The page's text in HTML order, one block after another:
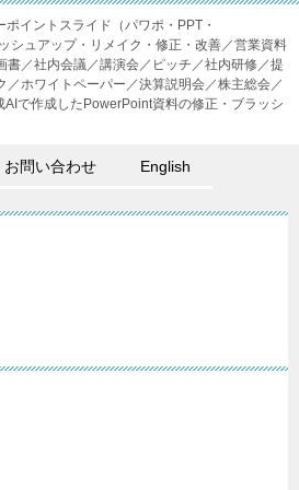
イントスライド（パワポ・PPT・
シュアップ・リメイク・修正・改善／営業資料
／社内会議／講演会／ピッチ／社内研修／提
ホワイトペーパー／決算説明会／株主総会／
で作成したPowerPoint資料の修正・ブラッシ
お問い合わせ English